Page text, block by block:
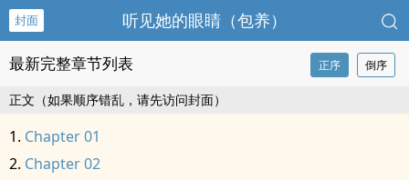
封面 听见她的眼睛（包养）
最新完整章节列表 正序 倒序
正文（如果顺序错乱，请先访问封面）
Chapter 01
Chapter 02